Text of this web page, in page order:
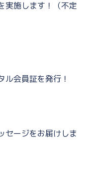
実施します！（不定
ル会員証を発行！
セージをお届けしま